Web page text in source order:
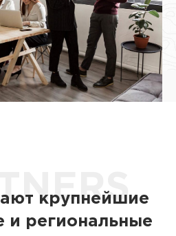
крупнейшие
и региональные